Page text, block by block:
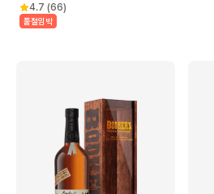
4.7 (66)
품절임박